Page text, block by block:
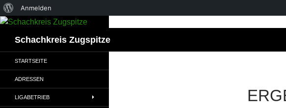
Über
WordPress
Anmelden
Zum
springenSchachkreis Zugspitze
STARTSEITE
ADRESSEN
LIGABETRIEB